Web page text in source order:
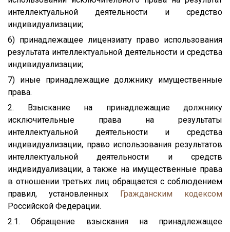
интеллектуальной деятельности и средство
индивидуализации;
6) принадлежащее лицензиату право использования
результата интеллектуальной деятельности и средства
индивидуализации;
7) иные принадлежащие должнику имущественные
права.
2. Взыскание на принадлежащие должнику
исключительные права на результаты
интеллектуальной деятельности и средства
индивидуализации, право использования результатов
интеллектуальной деятельности и средств
индивидуализации, а также на имущественные права
в отношении третьих лиц обращается с соблюдением
правил, установленных Гражданским кодексом
Российской Федерации.
2.1. Обращение взыскания на принадлежащее